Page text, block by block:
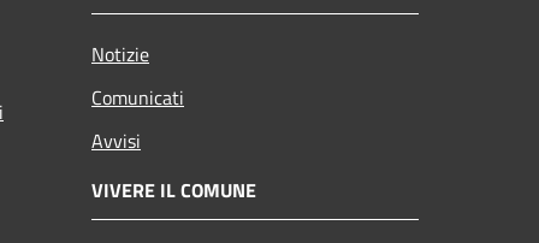
Notizie
Comunicati
Avvisi
VIVERE IL COMUNE